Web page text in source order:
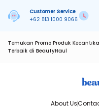
Customer Service
+62 813 1000 9066
Temukan Promo Produk
Terbaik di BeautyHaul
About Us